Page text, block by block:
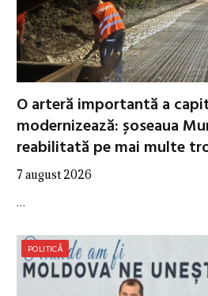
O arteră importantă a
modernizează: șoseaua
reabilitată pe mai multe
7 august 2026
…
POLITICĂ